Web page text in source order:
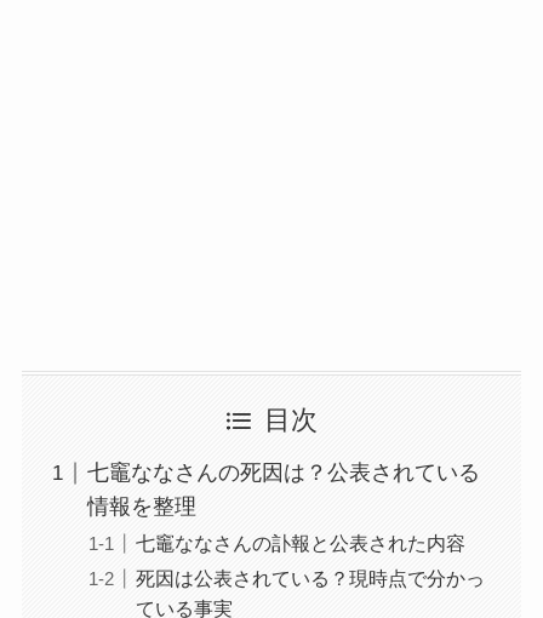
目次
七竈ななさんの死因は？公表されている
情報を整理
七竈ななさんの訃報と公表された内容
死因は公表されている？現時点で分かっ
ている事実